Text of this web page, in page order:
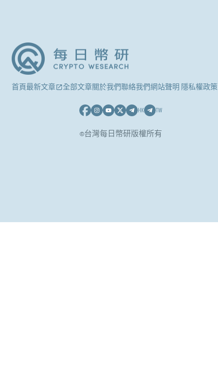
首頁最新文章 全部文章關於我們聯絡我們網站聲明 隱私權政策
HK TW
©台灣每日幣研版權所有